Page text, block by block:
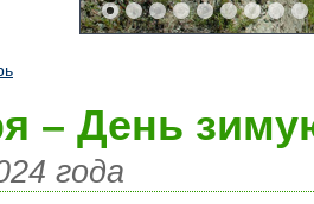
– День
года